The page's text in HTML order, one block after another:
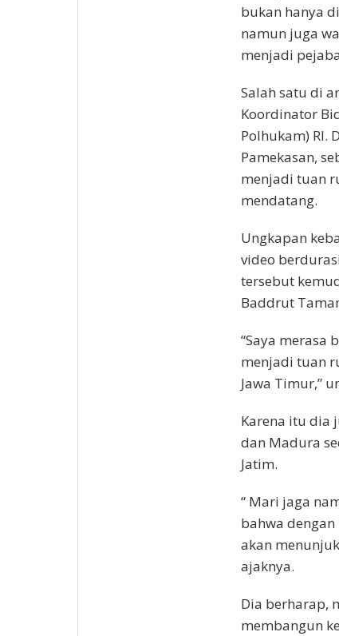
bukan hanya
namun juga
menjadi
Salah satu di
Koordinator
Polhukam) RI.
Pamekasan,
menjadi tuan
mendatang.
Ungkapan
video
tersebut
Baddrut
“Saya merasa
menjadi tuan
Jawa Timur,”
Karena itu dia
dan Madura
Jatim.
“ Mari jaga
bahwa
akan
ajaknya.
Dia berharap,
membangun